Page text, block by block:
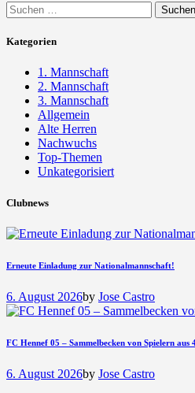
Suchen
nach:
Kategorien
1. Mannschaft
2. Mannschaft
3. Mannschaft
Allgemein
Alte Herren
Nachwuchs
Top-Themen
Unkategorisiert
Clubnews
Erneute Einladung zur Nationalmannschaft!
6. August 2026by Jose Castro
FC Hennef 05 – Sammelbecken von Spielern aus
6. August 2026by Jose Castro